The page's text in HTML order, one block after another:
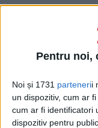
Pentru noi,
Noi și 1731 partenerii
un dispozitiv, cum ar
cum ar fi identificatori
dispozitiv pentru
suficient